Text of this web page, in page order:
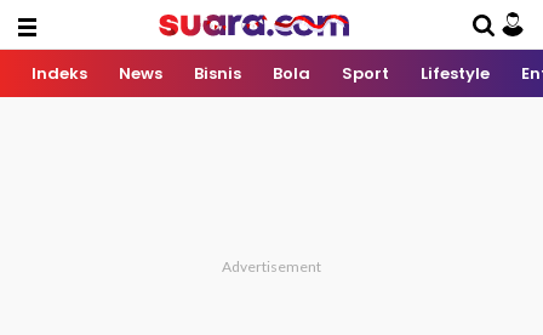
Indeks News Bisnis Bola Sport Lifestyle